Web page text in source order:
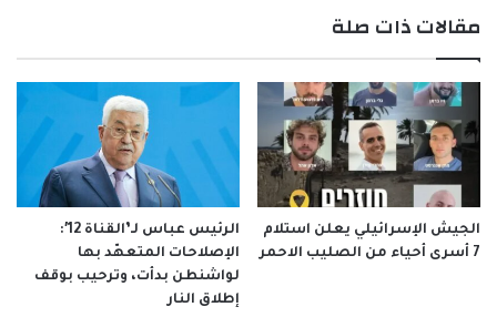
مقالات ذات صلة
الجيش الإسرائيلي يعلن استلام
7 أسرى أحياء من الصليب الاحمر
الرئيس عباس لـ’القناة 12′:
الإصلاحات المتعهّد بها
لواشنطن بدأت، وترحيب بوقف
إطلاق النار